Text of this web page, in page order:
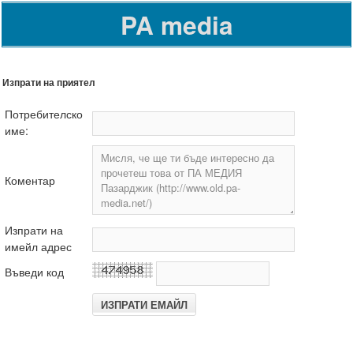
PA media
Изпрати на приятел
Потребителско
име:
Коментар
Изпрати на
имейл адрес
Въведи код